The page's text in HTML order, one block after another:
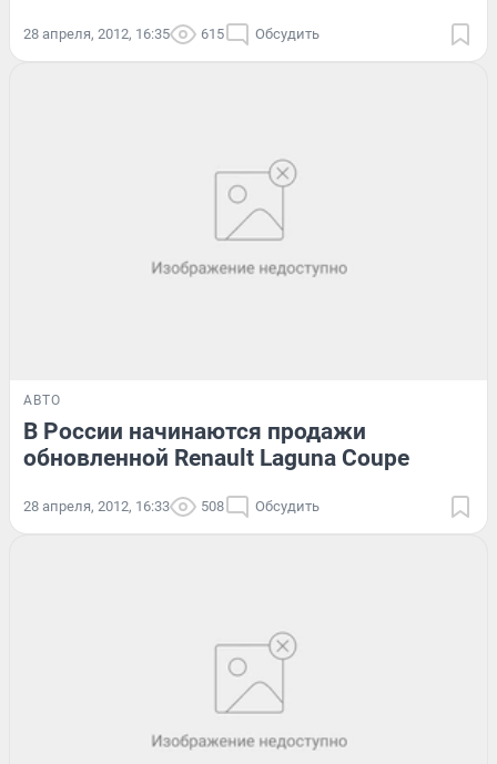
28 апреля, 2012, 16:35 615 Обсудить
АВТО
В России начинаются продажи
обновленной Renault Laguna Coupe
28 апреля, 2012, 16:33 508 Обсудить